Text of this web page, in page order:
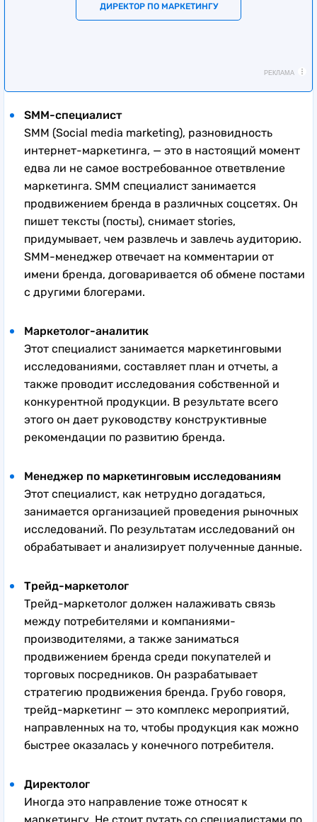
ДИРЕКТОР ПО МАРКЕТИНГУ
РЕКЛАМА
SMM-специалист
SMM (Social media marketing), разновидность
интернет-маркетинга, — это в настоящий момент
едва ли не самое востребованное ответвление
маркетинга. SMM специалист занимается
продвижением бренда в различных соцсетях. Он
пишет тексты (посты), снимает stories,
придумывает, чем развлечь и завлечь аудиторию.
SMM-менеджер отвечает на комментарии от
имени бренда, договаривается об обмене постами
с другими блогерами.
Маркетолог-аналитик
Этот специалист занимается маркетинговыми
исследованиями, составляет план и отчеты, а
также проводит исследования собственной и
конкурентной продукции. В результате всего
этого он дает руководству конструктивные
рекомендации по развитию бренда.
Менеджер по маркетинговым исследованиям
Этот специалист, как нетрудно догадаться,
занимается организацией проведения рыночных
исследований. По результатам исследований он
обрабатывает и анализирует полученные данные.
Трейд-маркетолог
Трейд-маркетолог должен налаживать связь
между потребителями и компаниями-
производителями, а также заниматься
продвижением бренда среди покупателей и
торговых посредников. Он разрабатывает
стратегию продвижения бренда. Грубо говоря,
трейд-маркетинг — это комплекс мероприятий,
направленных на то, чтобы продукция как можно
быстрее оказалась у конечного потребителя.
Директолог
Иногда это направление тоже относят к